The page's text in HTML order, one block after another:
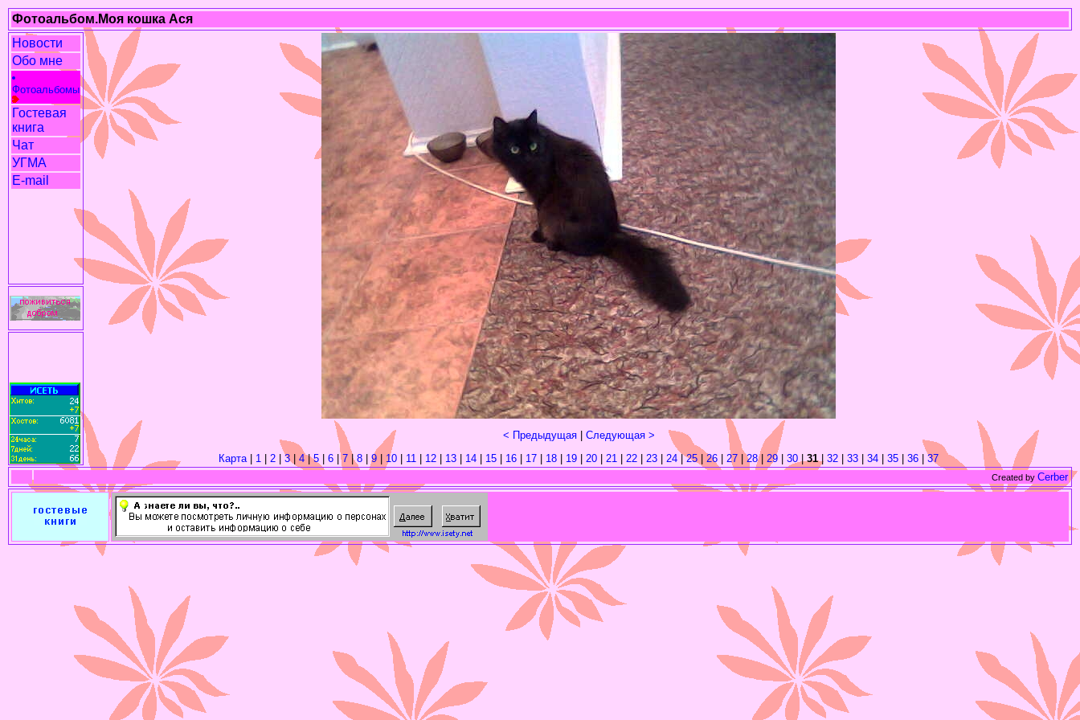
Фотоальбом.Моя кошка Ася
Новости
Обо мне
Фотоальбомы
Гостевая
книга
Чат
УГМА
E-mail
< Предыдущая| Следующая >
Карта | 1 | 2 | 3 | 4|5 | 6 |7 |8 | 9 | 10 | 11 | 12 | 13 | 14 | 15 | 16 | 17 | 18 | 19 | 20 | 21 | 22 | 23 | 24 |25 | 26 | 27 |28| 29 | 30 | 31| 32 | 33 | 34 | 35 | 36 | 37
Created by Cerber